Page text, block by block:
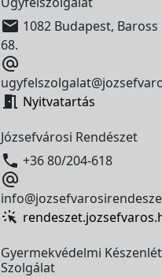
 1082 Budapest, Baross
68.

 Nyitvatartás
Józsefvárosi Rendészet
 +36 80/204-618

Gyermekvédelmi
Szolgálat